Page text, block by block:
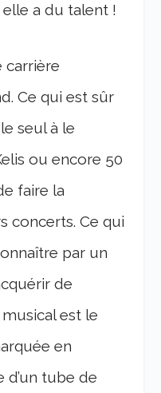
elle a du talent !
carrière
Ce qui est sûr
seul à le
ou encore 50
faire la
concerts. Ce qui
par un
de
musical est le
en
tube de